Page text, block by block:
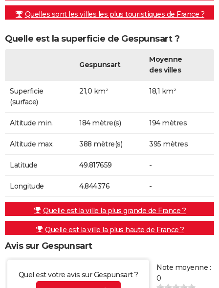
Quelles sont les villes les plus touristiques de France ?
Quelle est la superficie de Gespunsart ?
Gespunsart
Moyenne
des villes
Superficie
(surface)
21,0 km² 18,1 km²
Altitude min. 184 mètre(s) 194 mètres
Altitude max. 388 mètre(s) 395 mètres
Latitude 49.817659 -
Longitude 4.844376 -
Quelle est la ville la plus grande de France ?
Quelle est la ville la plus haute de France ?
Avis sur Gespunsart
Quel est votre avis sur Gespunsart ?
Note moyenne :
0